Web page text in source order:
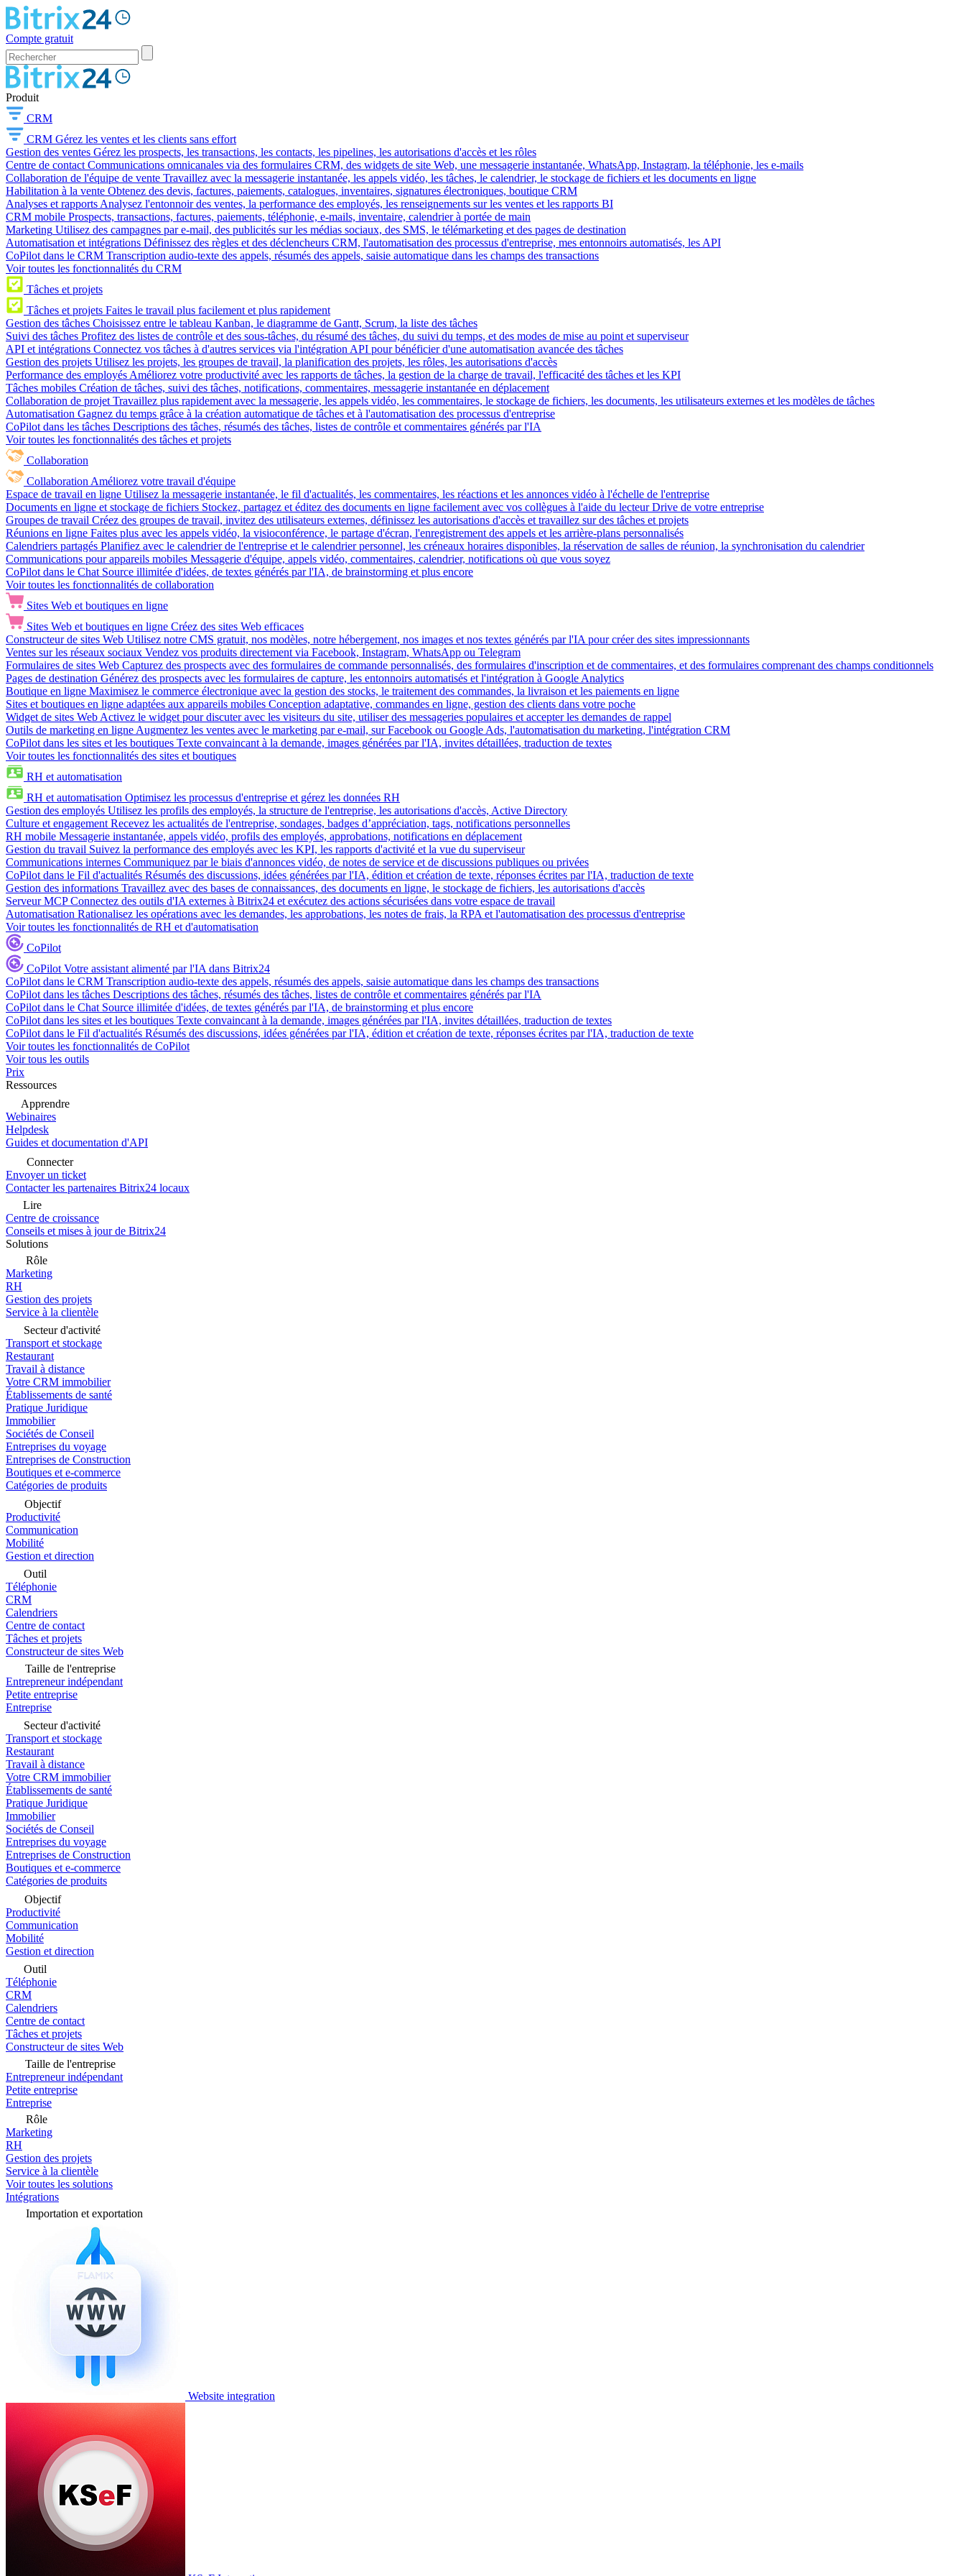
Compte gratuit
Produit
CRM
CRM Gérez les ventes et les clients sans effort
Gestion des ventes Gérez les prospects, les transactions, les contacts, les pipelines, les autorisations d'accès et les rôles
Centre de contact Communications omnicanales via des formulaires CRM, des widgets de site Web, une messagerie instantanée, WhatsApp, Instagram, la téléphonie, les e-mails
Collaboration de l'équipe de vente Travaillez avec la messagerie instantanée, les appels vidéo, les tâches, le calendrier, le stockage de fichiers et les documents en ligne
Habilitation à la vente Obtenez des devis, factures, paiements, catalogues, inventaires, signatures électroniques, boutique CRM
Analyses et rapports Analysez l'entonnoir des ventes, la performance des employés, les renseignements sur les ventes et les rapports BI
CRM mobile Prospects, transactions, factures, paiements, téléphonie, e-mails, inventaire, calendrier à portée de main
Marketing Utilisez des campagnes par e-mail, des publicités sur les médias sociaux, des SMS, le télémarketing et des pages de destination
Automatisation et intégrations Définissez des règles et des déclencheurs CRM, l'automatisation des processus d'entreprise, mes entonnoirs automatisés, les API
CoPilot dans le CRM Transcription audio-texte des appels, résumés des appels, saisie automatique dans les champs des transactions
Voir toutes les fonctionnalités du CRM
Tâches et projets
Tâches et projets Faites le travail plus facilement et plus rapidement
Gestion des tâches Choisissez entre le tableau Kanban, le diagramme de Gantt, Scrum, la liste des tâches
Suivi des tâches Profitez des listes de contrôle et des sous-tâches, du résumé des tâches, du suivi du temps, et des modes de mise au point et superviseur
API et intégrations Connectez vos tâches à d'autres services via l'intégration API pour bénéficier d'une automatisation avancée des tâches
Gestion des projets Utilisez les projets, les groupes de travail, la planification des projets, les rôles, les autorisations d'accès
Performance des employés Améliorez votre productivité avec les rapports de tâches, la gestion de la charge de travail, l'efficacité des tâches et les KPI
Tâches mobiles Création de tâches, suivi des tâches, notifications, commentaires, messagerie instantanée en déplacement
Collaboration de projet Travaillez plus rapidement avec la messagerie, les appels vidéo, les commentaires, le stockage de fichiers, les documents, les utilisateurs externes et les modèles de tâches
Automatisation Gagnez du temps grâce à la création automatique de tâches et à l'automatisation des processus d'entreprise
CoPilot dans les tâches Descriptions des tâches, résumés des tâches, listes de contrôle et commentaires générés par l'IA
Voir toutes les fonctionnalités des tâches et projets
Collaboration
Collaboration Améliorez votre travail d'équipe
Espace de travail en ligne Utilisez la messagerie instantanée, le fil d'actualités, les commentaires, les réactions et les annonces vidéo à l'échelle de l'entreprise
Documents en ligne et stockage de fichiers Stockez, partagez et éditez des documents en ligne facilement avec vos collègues à l'aide du lecteur Drive de votre entreprise
Groupes de travail Créez des groupes de travail, invitez des utilisateurs externes, définissez les autorisations d'accès et travaillez sur des tâches et projets
Réunions en ligne Faites plus avec les appels vidéo, la visioconférence, le partage d'écran, l'enregistrement des appels et les arrière-plans personnalisés
Calendriers partagés Planifiez avec le calendrier de l'entreprise et le calendrier personnel, les créneaux horaires disponibles, la réservation de salles de réunion, la synchronisation du calendrier
Communications pour appareils mobiles Messagerie d'équipe, appels vidéo, commentaires, calendrier, notifications où que vous soyez
CoPilot dans le Chat Source illimitée d'idées, de textes générés par l'IA, de brainstorming et plus encore
Voir toutes les fonctionnalités de collaboration
Sites Web et boutiques en ligne
Sites Web et boutiques en ligne Créez des sites Web efficaces
Constructeur de sites Web Utilisez notre CMS gratuit, nos modèles, notre hébergement, nos images et nos textes générés par l'IA pour créer des sites impressionnants
Ventes sur les réseaux sociaux Vendez vos produits directement via Facebook, Instagram, WhatsApp ou Telegram
Formulaires de sites Web Capturez des prospects avec des formulaires de commande personnalisés, des formulaires d'inscription et de commentaires, et des formulaires comprenant des champs conditionnels
Pages de destination Générez des prospects avec les formulaires de capture, les entonnoirs automatisés et l'intégration à Google Analytics
Boutique en ligne Maximisez le commerce électronique avec la gestion des stocks, le traitement des commandes, la livraison et les paiements en ligne
Sites et boutiques en ligne adaptées aux appareils mobiles Conception adaptative, commandes en ligne, gestion des clients dans votre poche
Widget de sites Web Activez le widget pour discuter avec les visiteurs du site, utiliser des messageries populaires et accepter les demandes de rappel
Outils de marketing en ligne Augmentez les ventes avec le marketing par e-mail, sur Facebook ou Google Ads, l'automatisation du marketing, l'intégration CRM
CoPilot dans les sites et les boutiques Texte convaincant à la demande, images générées par l'IA, invites détaillées, traduction de textes
Voir toutes les fonctionnalités des sites et boutiques
RH et automatisation
RH et automatisation Optimisez les processus d'entreprise et gérez les données RH
Gestion des employés Utilisez les profils des employés, la structure de l'entreprise, les autorisations d'accès, Active Directory
Culture et engagement Recevez les actualités de l'entreprise, sondages, badges d’appréciation, tags, notifications personnelles
RH mobile Messagerie instantanée, appels vidéo, profils des employés, approbations, notifications en déplacement
Gestion du travail Suivez la performance des employés avec les KPI, les rapports d'activité et la vue du superviseur
Communications internes Communiquez par le biais d'annonces vidéo, de notes de service et de discussions publiques ou privées
CoPilot dans le Fil d'actualités Résumés des discussions, idées générées par l'IA, édition et création de texte, réponses écrites par l'IA, traduction de texte
Gestion des informations Travaillez avec des bases de connaissances, des documents en ligne, le stockage de fichiers, les autorisations d'accès
Serveur MCP Connectez des outils d'IA externes à Bitrix24 et exécutez des actions sécurisées dans votre espace de travail
Automatisation Rationalisez les opérations avec les demandes, les approbations, les notes de frais, la RPA et l'automatisation des processus d'entreprise
Voir toutes les fonctionnalités de RH et d'automatisation
CoPilot
CoPilot Votre assistant alimenté par l'IA dans Bitrix24
CoPilot dans le CRM Transcription audio-texte des appels, résumés des appels, saisie automatique dans les champs des transactions
CoPilot dans les tâches Descriptions des tâches, résumés des tâches, listes de contrôle et commentaires générés par l'IA
CoPilot dans le Chat Source illimitée d'idées, de textes générés par l'IA, de brainstorming et plus encore
CoPilot dans les sites et les boutiques Texte convaincant à la demande, images générées par l'IA, invites détaillées, traduction de textes
CoPilot dans le Fil d'actualités Résumés des discussions, idées générées par l'IA, édition et création de texte, réponses écrites par l'IA, traduction de texte
Voir toutes les fonctionnalités de CoPilot
Voir tous les outils
Prix
Ressources
Apprendre
Webinaires
Helpdesk
Guides et documentation d'API
Connecter
Envoyer un ticket
Contacter les partenaires Bitrix24 locaux
Lire
Centre de croissance
Conseils et mises à jour de Bitrix24
Solutions
Rôle
Marketing
RH
Gestion des projets
Service à la clientèle
Secteur d'activité
Transport et stockage
Restaurant
Travail à distance
Votre CRM immobilier
Établissements de santé
Pratique Juridique
Immobilier
Sociétés de Conseil
Entreprises du voyage
Entreprises de Construction
Boutiques et e-commerce
Catégories de produits
Objectif
Productivité
Communication
Mobilité
Gestion et direction
Outil
Téléphonie
CRM
Calendriers
Centre de contact
Tâches et projets
Constructeur de sites Web
Taille de l'entreprise
Entrepreneur indépendant
Petite entreprise
Entreprise
Secteur d'activité
Transport et stockage
Restaurant
Travail à distance
Votre CRM immobilier
Établissements de santé
Pratique Juridique
Immobilier
Sociétés de Conseil
Entreprises du voyage
Entreprises de Construction
Boutiques et e-commerce
Catégories de produits
Objectif
Productivité
Communication
Mobilité
Gestion et direction
Outil
Téléphonie
CRM
Calendriers
Centre de contact
Tâches et projets
Constructeur de sites Web
Taille de l'entreprise
Entrepreneur indépendant
Petite entreprise
Entreprise
Rôle
Marketing
RH
Gestion des projets
Service à la clientèle
Voir toutes les solutions
Intégrations
Importation et exportation
Website integration